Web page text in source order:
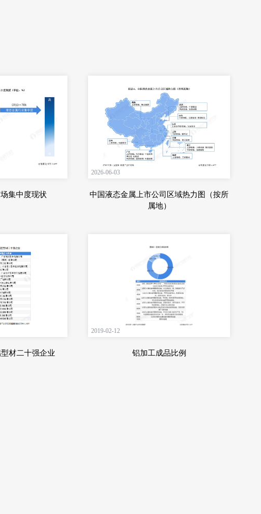
集中度现状
2026-06-03
中国液态金属上市公司区域热力图（按所
属地）
材二十强企业
2019-02-12
铝加工成品比例